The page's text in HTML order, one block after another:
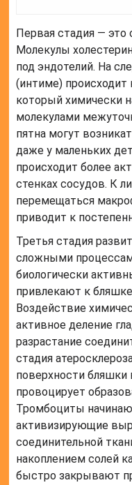
Первая стадия — это
Молекулы
под эндотелий. На
(интиме) происходит
который химически
молекулами
пятна могут
даже у маленьких
происходит более
стенках сосудов. К
перемещаться
приводит к
Третья стадия
сложными
биологически
привлекают к
Воздействие
активное деление
разрастание
стадия
поверхности
провоцирует
Тромбоциты
активизирующие
соединительной
накоплением солей
быстро закрывают